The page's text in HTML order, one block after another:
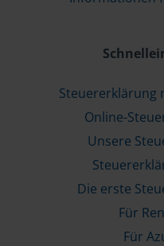
Steuererklärung
Online-
Unsere
Die erste
Für
Für